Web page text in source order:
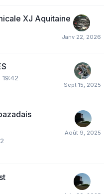
XJ Aquitaine